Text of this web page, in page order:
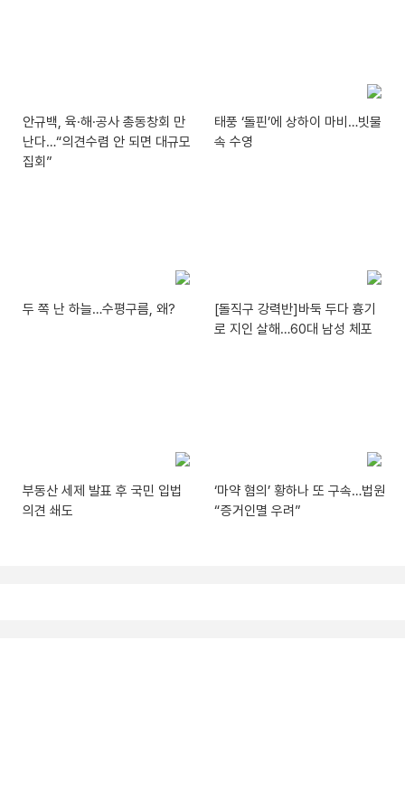
안규백, 육·해·공사 총동창회 만
난다…“의견수렴 안 되면 대규모
집회”
태풍 ‘돌핀’에 상하이 마비…빗물
속 수영
두 쪽 난 하늘…수평구름, 왜?
[돌직구 강력반]바둑 두다 흉기
로 지인 살해…60대 남성 체포
부동산 세제 발표 후 국민 입법
의견 쇄도
‘마약 혐의’ 황하나 또 구속…법원
“증거인멸 우려”